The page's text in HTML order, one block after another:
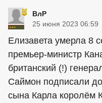
ВлР
25 июня 2023 06:59
Елизавета умерла 8
премьер-министр
британский (!)
Саймон подписали
сына Карла королём